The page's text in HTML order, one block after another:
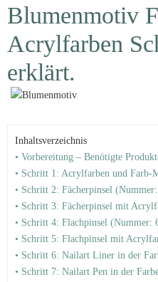
Blumenmotiv
Acrylfarben
erklärt.
Inhaltsverzeichnis
• Vorbereitung – Benötigte
• Schritt 1: Acrylfarben und Farb-
• Schritt 2: Fächerpinsel
• Schritt 3: Fächerpinsel mit
• Schritt 4: Flachpinsel (Nummer:
• Schritt 5: Flachpinsel mit
• Schritt 6: Nailart Liner in der
• Schritt 7: Nailart Pen in der